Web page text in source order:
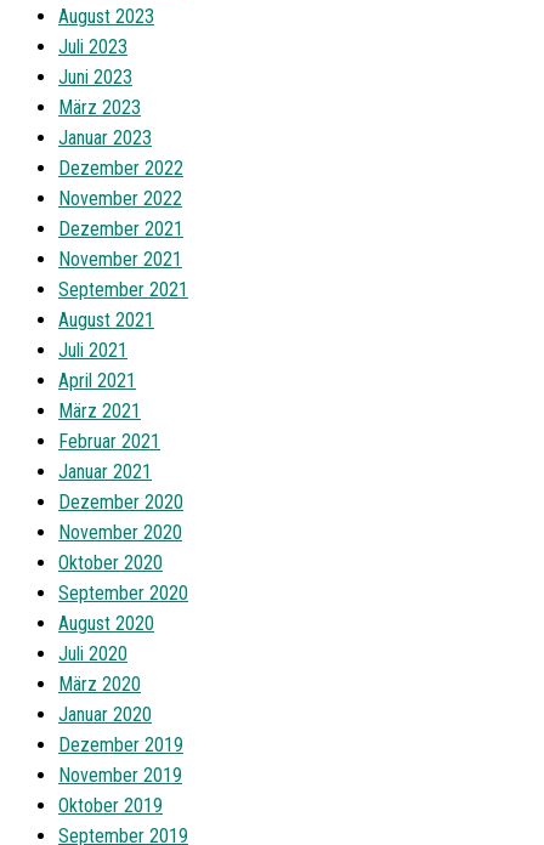
August 2023
Juli 2023
Juni 2023
März 2023
Januar 2023
Dezember 2022
November 2022
Dezember 2021
November 2021
September 2021
August 2021
Juli 2021
April 2021
März 2021
Februar 2021
Januar 2021
Dezember 2020
November 2020
Oktober 2020
September 2020
August 2020
Juli 2020
März 2020
Januar 2020
Dezember 2019
November 2019
Oktober 2019
September 2019